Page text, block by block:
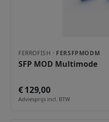
FERROFISH · FERSFPMODM
SFP MOD Multimode
€ 129,00
Adviesprijs incl. BTW